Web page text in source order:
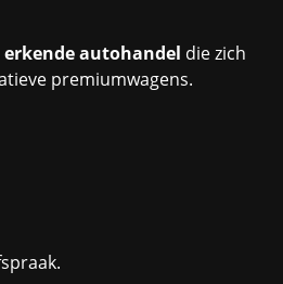
erkende autohandel die zich
premiumwagens.